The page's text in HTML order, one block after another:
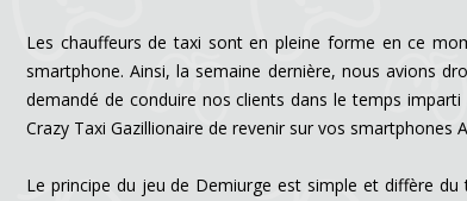
Les chauffeurs de taxi sont en pleine forme en ce
smartphone. Ainsi, la semaine dernière, nous avions
demandé de conduire nos clients dans le temps
Crazy Taxi Gazillionaire de revenir sur vos smartphones
Le principe du jeu de Demiurge est simple et diffère